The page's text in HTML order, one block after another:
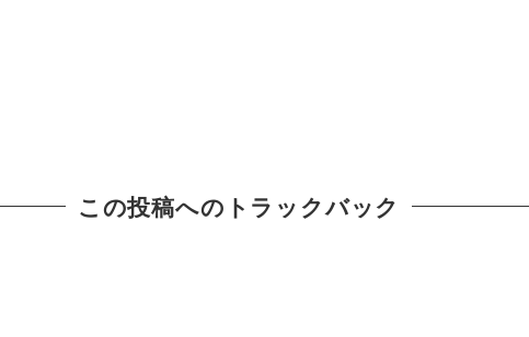
この投稿へのトラックバック